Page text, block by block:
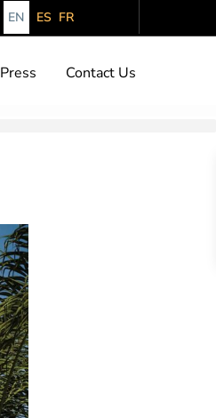
EN ES FR
Press Contact Us